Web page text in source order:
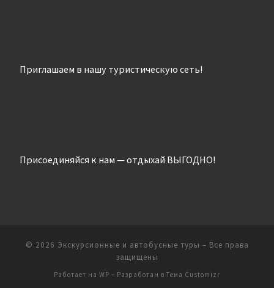
Приглашаем в нашу туристическую сеть!
Присоединяйся к нам — отдыхай ВЫГОДНО!
© 2026 Экскурсионные и автобусные туры – Все права
защищены
Работает на WP – Разработан в Тема Customizr